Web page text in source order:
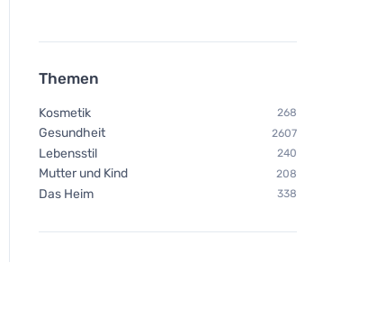
Themen
Kosmetik 268
Gesundheit 2607
Lebensstil 240
Mutter und Kind 208
Das Heim 338